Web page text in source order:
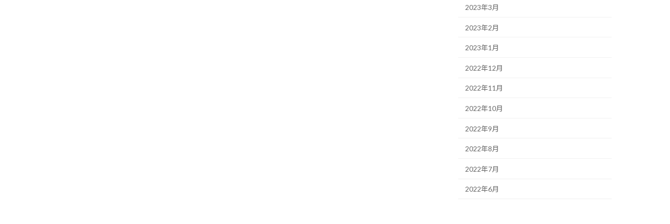
2023年3月
2023年2月
2023年1月
2022年12月
2022年11月
2022年10月
2022年9月
2022年8月
2022年7月
2022年6月